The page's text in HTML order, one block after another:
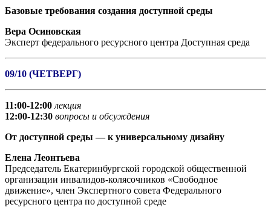
Базовые требования создания доступной среды
Вера Осиновская
Эксперт федерального ресурсного центра Доступная среда
09/10 (ЧЕТВЕРГ)
11:00-12:00 лекция
12:00-12:30 вопросы и обсуждения
От доступной среды — к универсальному дизайну
Елена Леонтьева
Председатель Екатеринбургской городской общественной
организации инвалидов-колясочников «Свободное
движение», член Экспертного совета Федерального
ресурсного центра по доступной среде